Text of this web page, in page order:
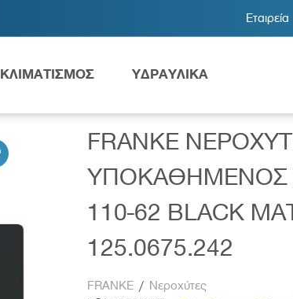
Εταιρεία
Παιδικά
ΚΛΙΜΑΤΙΣΜΟΣ ΥΔΡΑΥΛΙΚΑ
FRANKE
ΥΠΟΚΑΘΗΜΕΝΟΣ
110-62 BLACK
125.0675.242
FRANKE / Νεροχύτες